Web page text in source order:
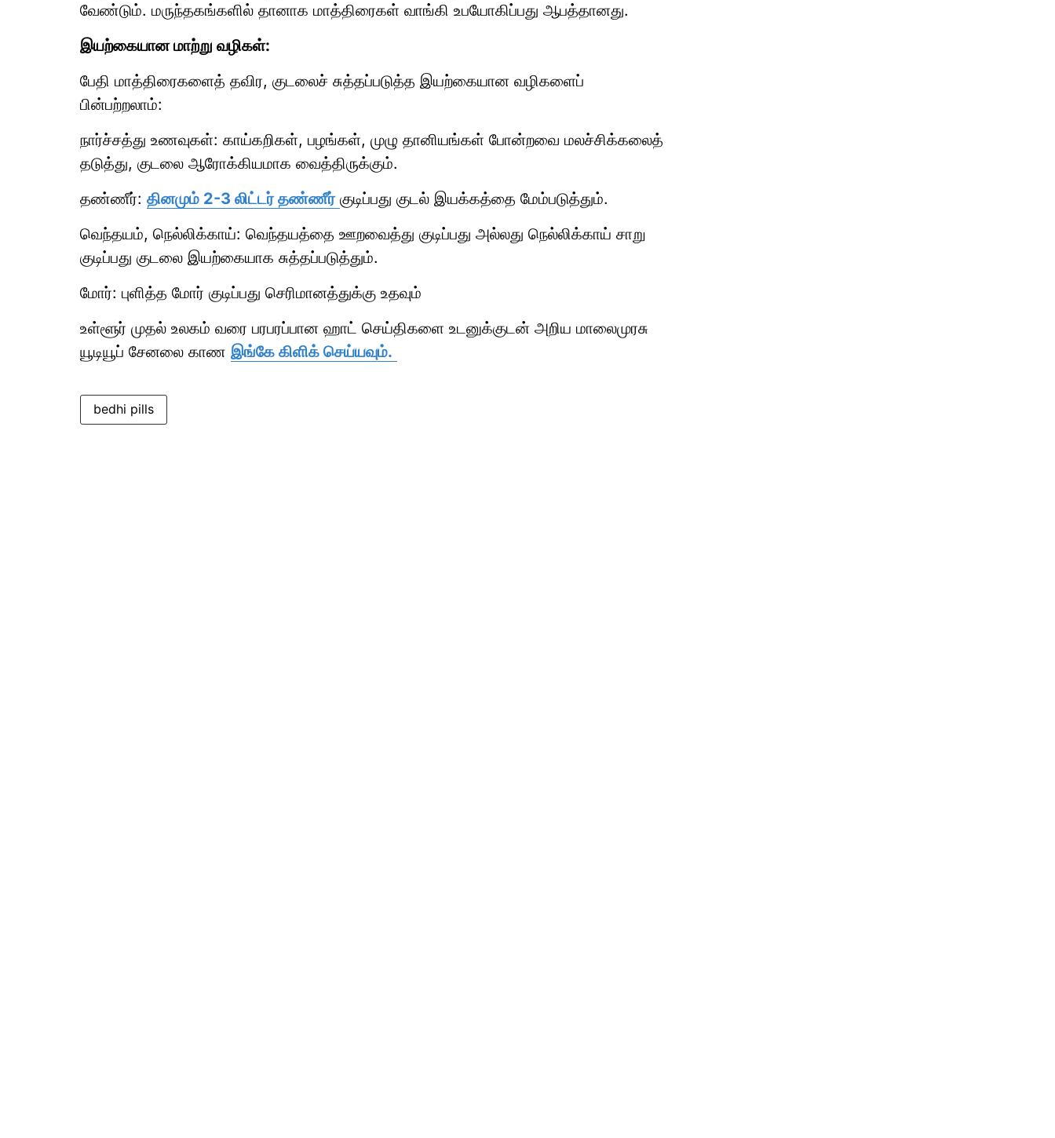
வேண்டும். மருந்தகங்களில் தானாக மாத்திரைகள் வாங்கி உபயோகிப்பது ஆபத்தானது.
இயற்கையான மாற்று வழிகள்:
பேதி மாத்திரைகளைத் தவிர, குடலைச் சுத்தப்படுத்த இயற்கையான வழிகளைப்
பின்பற்றலாம்:
நார்ச்சத்து உணவுகள்: காய்கறிகள், பழங்கள், முழு தானியங்கள் போன்றவை மலச்சிக்கலைத்
தடுத்து, குடலை ஆரோக்கியமாக வைத்திருக்கும்.
தண்ணீர்: தினமும் 2-3 லிட்டர் தண்ணீர் குடிப்பது குடல் இயக்கத்தை மேம்படுத்தும்.
வெந்தயம், நெல்லிக்காய்: வெந்தயத்தை ஊறவைத்து குடிப்பது அல்லது நெல்லிக்காய் சாறு
குடிப்பது குடலை இயற்கையாக சுத்தப்படுத்தும்.
மோர்: புளித்த மோர் குடிப்பது செரிமானத்துக்கு உதவும்
உள்ளூர் முதல் உலகம் வரை பரபரப்பான ஹாட் செய்திகளை உடனுக்குடன் அறிய மாலைமுரசு
யூடியூப் சேனலை காண இங்கே கிளிக் செய்யவும்.
bedhi pills